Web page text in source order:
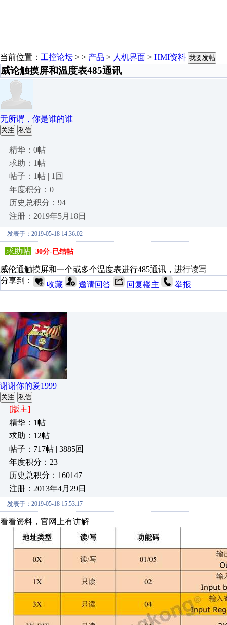
当前位置： 工控论坛 > > 产品 > 人机界面 > HMI资料 我要发帖
威论触摸屏和温度表485通讯
无所谓，你是谁的谁
关注 私信
精华：0帖
求助：1帖
帖子：1帖 | 1回
年度积分：0
历史总积分：94
注册：2019年5月18日
发表于：2019-05-18 14:36:02
求助帖 30分-已结帖
威伦通触摸屏和一个或多个温度表进行485通讯，进行读写
分享到：
收藏 邀请回答 回复楼主 举报
谢谢你的爱1999
关注 私信
[版主]
精华：1帖
求助：12帖
帖子：717帖 | 3885回
年度积分：23
历史总积分：160147
注册：2013年4月29日
发表于：2019-05-18 15:53:17
看看资料，官网上有讲解